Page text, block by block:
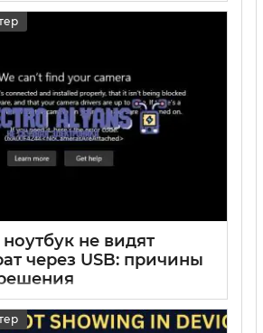
0
не видят
через USB: причины